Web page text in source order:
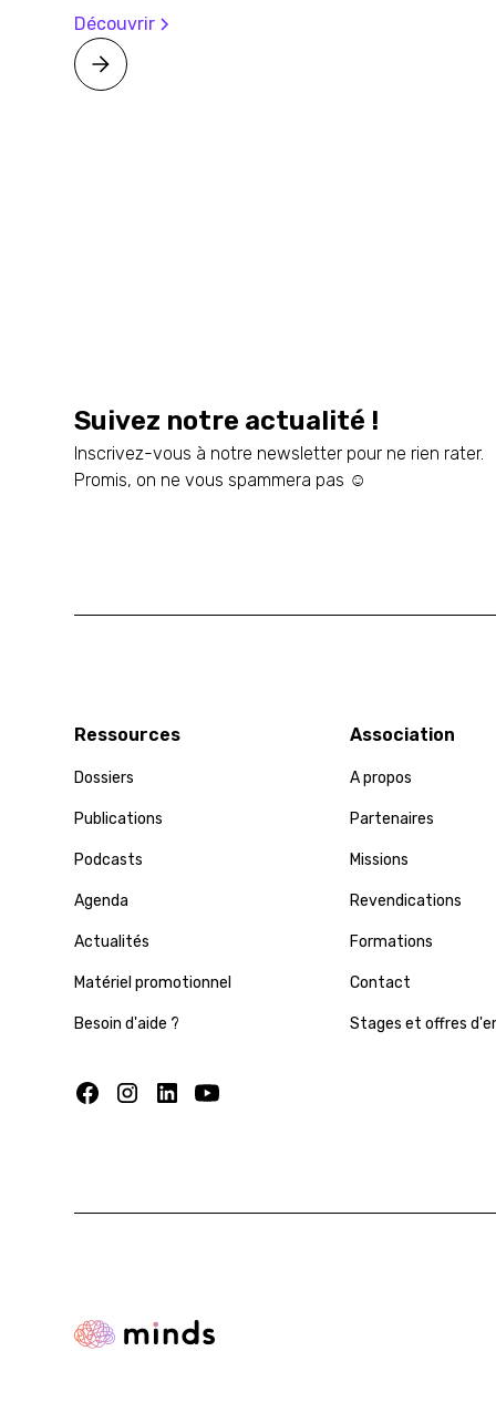
Découvrir
Suivez notre actualité !
Inscrivez-vous à notre newsletter pour ne rien rater.
Promis, on ne vous spammera pas ☺️
Ressources
Dossiers
Publications
Podcasts
Agenda
Actualités
Matériel promotionnel
Besoin d'aide ?
Association
A propos
Partenaires
Missions
Revendications
Formations
Contact
Stages et offres